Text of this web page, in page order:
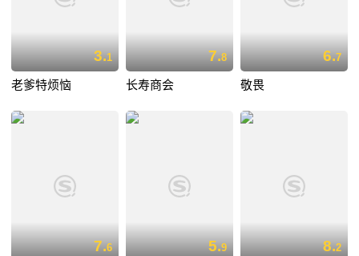
3.1
老爹特烦恼
7.8
长寿商会
6.7
敬畏
7.6 5.9 8.2